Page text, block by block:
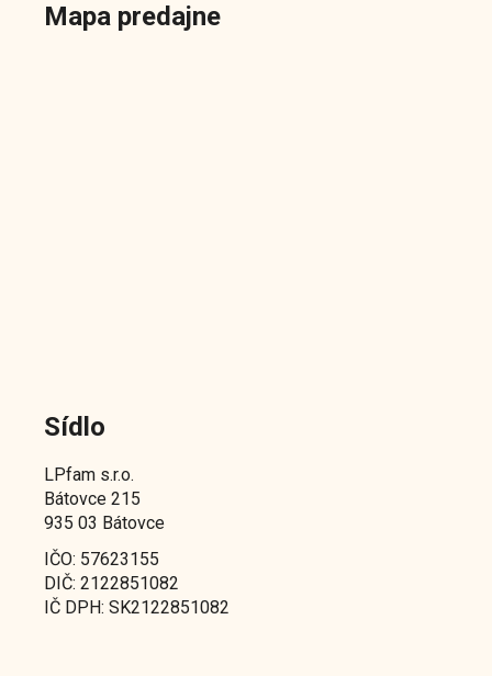
Mapa predajne
Sídlo
LPfam s.r.o.
Bátovce 215
935 03 Bátovce
IČO: 57623155
DIČ: 2122851082
IČ DPH: SK2122851082